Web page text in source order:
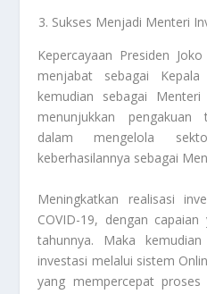
Sukses Menjadi Menteri
Kepercayaan Presiden
menjabat sebagai
kemudian sebagai Menteri
menunjukkan pengakuan
dalam mengelola
keberhasilannya sebagai
Meningkatkan realisasi
COVID-19, dengan
tahunnya. Maka
investasi melalui sistem
yang mempercepat proses